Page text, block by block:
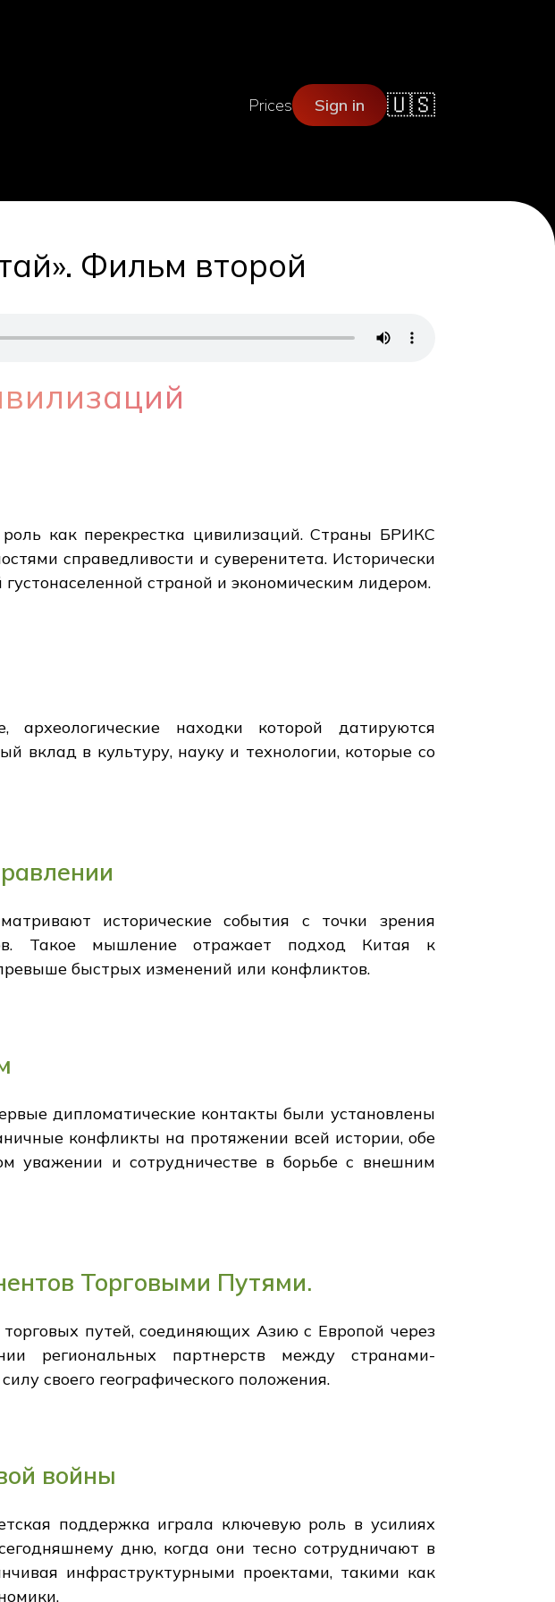
Prices Sign in 🇺🇸
Фильм второй
как перекрестка цивилизаций. Страны БРИКС
справедливости и суверенитета. Исторически
страной и экономическим лидером.
находки которой датируются
вклад в культуру, науку и технологии, которые со
исторические события с точки зрения
Такое мышление отражает подход Китая к
быстрых изменений или конфликтов.
дипломатические контакты были установлены
конфликты на протяжении всей истории, обе
уважении и сотрудничестве в борьбе с внешним
Торговыми Путями.
путей, соединяющих Азию с Европой через
региональных партнерств между странами-
своего географического положения.
войны
поддержка играла ключевую роль в усилиях
дню, когда они тесно сотрудничают в
инфраструктурными проектами, такими как